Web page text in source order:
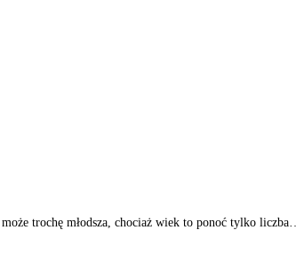
trochę młodsza, chociaż wiek to ponoć tylko liczba…